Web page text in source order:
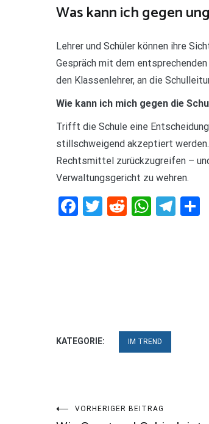
Was kann ich gegen
Lehrer und Schüler können ihre
Gespräch mit dem
den Klassenlehrer, an die
Wie kann ich mich gegen die
Trifft die Schule eine
stillschweigend akzeptiert
Rechtsmittel zurückzugreifen –
Verwaltungsgericht zu wehren.
Facebook
Twitter
Reddit
KATEGORIE: IM TREND
Beitragsnavigation
VORHERIGER BEITRAG